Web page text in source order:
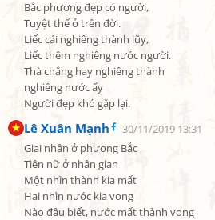
Bắc phương đẹp có người,
Tuyệt thế ở trên đời.
Liếc cái nghiêng thành lũy,
Liếc thêm nghiêng nước người.
Thà chẳng hay nghiêng thành
nghiêng nước ấy
Người đẹp khó gặp lại.
Lê Xuân Mạnh
30/11/2019 13:31
Giai nhân ở phương Bắc
Tiên nữ ở nhân gian
Một nhìn thành kia mất
Hai nhìn nước kia vong
Nào đâu biết, nước mất thành vong